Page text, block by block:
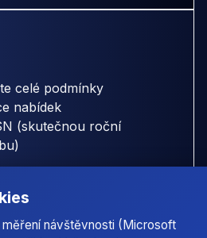
celé podmínky
nabídek
(skutečnou roční
návštěvnosti (Microsoft